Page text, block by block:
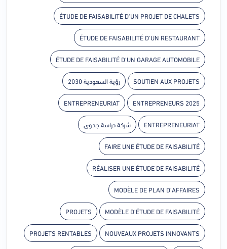
ÉTUDE DE FAISABILITÉ D'UN PROJET DE CHALETS
ÉTUDE DE FAISABILITÉ D'UN RESTAURANT
ÉTUDE DE FAISABILITÉ D'UN GARAGE AUTOMOBILE
SOUTIEN AUX PROJETS رؤية السعودية 2030
ENTREPRENEURS 2025
ENTREPRENEURIAT
ENTREPRENEURIAT شركة دراسة جدوى
FAIRE UNE ÉTUDE DE FAISABILITÉ
RÉALISER UNE ÉTUDE DE FAISABILITÉ
MODÈLE DE PLAN D'AFFAIRES
MODÈLE D'ÉTUDE DE FAISABILITÉ
PROJETS
NOUVEAUX PROJETS INNOVANTS
PROJETS RENTABLES